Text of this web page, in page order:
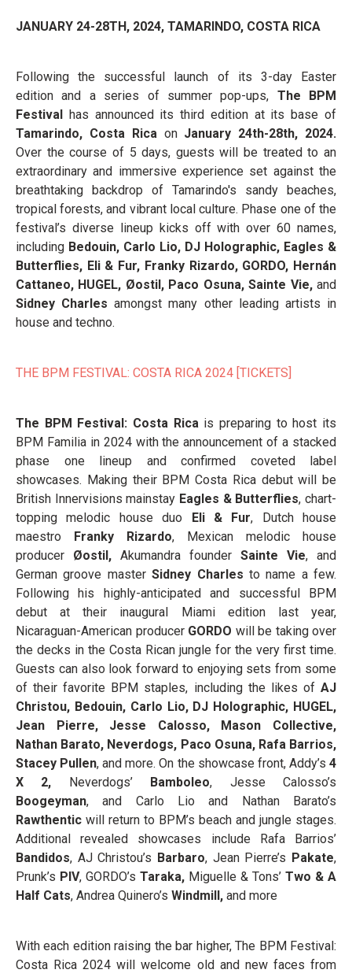
JANUARY 24-28TH, 2024, TAMARINDO, COSTA RICA
Following the successful launch of its 3-day Easter
edition and a series of summer pop-ups, The BPM
Festival
has announced its third edition at its base of
Tamarindo, Costa Ricaon January 24th-28th, 2024.
Over the course of 5 days, guests will be treated to an
extraordinary and immersive experience set against the
breathtaking backdrop of Tamarindo's sandy beaches,
tropical forests, and vibrant local culture. Phase one of the
festival’s diverse lineup kicks off with over 60 names,
including Bedouin, Carlo Lio, DJ Holographic, Eagles &
Butterflies, Eli & Fur, Franky Rizardo, GORDO, Hernán
Cattaneo, HUGEL, Øostil, Paco Osuna, Sainte Vie, and
Sidney Charles amongst many other leading artists in
house and techno.
THE BPM FESTIVAL: COSTA RICA 2024 [TICKETS]
The BPM Festival: Costa Ricais preparing to host its
BPM Familia in 2024 with the announcement of a stacked
phase one lineup and confirmed coveted label
showcases. Making their BPM Costa Rica debut will be
British Innervisions mainstay Eagles & Butterflies, chart-
topping melodic house duo
Eli & Fur, Dutch house
maestro
Franky Rizardo, Mexican melodic house
producer Øostil, Akumandra founder Sainte Vie, and
German groove masterSidney Charles to name a few.
Following his highly-anticipated and successful BPM
debut at their inaugural Miami edition last year,
Nicaraguan-American producer GORDO will be taking over
the decks in the Costa Rican jungle for the very first time.
Guests can also look forward to enjoying sets from some
of their favorite BPM staples, including the likes of AJ
Christou, Bedouin, Carlo Lio, DJ Holographic, HUGEL,
Jean Pierre, Jesse Calosso, Mason Collective,
Nathan Barato, Neverdogs, Paco Osuna, Rafa Barrios,
Stacey Pullen, and more. On the showcase front, Addy’s4
X 2,
Neverdogs’ Bamboleo, Jesse Calosso’s
Boogeyman, and Carlo Lio and Nathan Barato’s
Rawthentic will return to BPM’s beach and jungle stages.
Additional revealed showcases include Rafa Barrios’
Bandidos, AJ Christou’s Barbaro, Jean Pierre’s Pakate,
Prunk’s PIV, GORDO’s Taraka, Miguelle & Tons’ Two & A
Half Cats, Andrea Quinero’s Windmill, and more
With each edition raising the bar higher, The BPM Festival:
Costa Rica 2024 will welcome old and new faces from